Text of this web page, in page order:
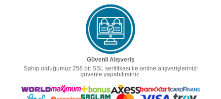
Güvenli Alışveriş
Sahip olduğumuz 256 bit SSL sertifikası ile online alışverişlerinizi
güvenle yapabilirsiniz.